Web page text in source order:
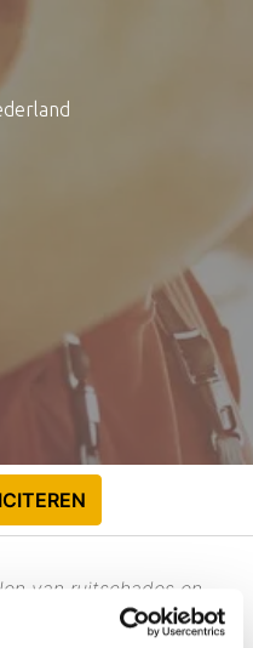
van ruitschades en
jij daarnaast graag